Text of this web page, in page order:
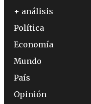
+ análisis
Política
Economía
Mundo
País
Opinión